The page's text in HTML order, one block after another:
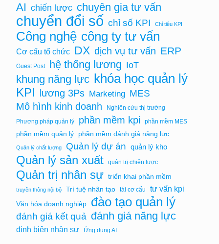
AI chiến lược chuyên gia tư vấn
chuyển đổi số chỉ số KPI Chỉ tiêu KPI
Công nghệ công ty tư vấn
Cơ cấu tổ chức DX dịch vụ tư vấn ERP
Guest Post hệ thống lương IoT
khung năng lực khóa học quản lý
KPI lương 3Ps Marketing MES
Mô hình kinh doanh
Nghiên cứu thị trường
Phương pháp quản lý
phần mềm kpi phần mềm MES
phần mềm quản lý phần mềm đánh giá năng lực
Quản lý chất lượng Quản lý dự án quản lý kho
Quản lý sản xuất quản trị chiến lược
Quản trị nhân sự triển khai phần mềm
truyền thông nội bộ Trí tuệ nhân tạo tái cơ cấu tư vấn kpi
Văn hóa doanh nghiệp đào tạo quản lý
đánh giá kết quả đánh giá năng lực
định biên nhân sự Ứng dụng AI